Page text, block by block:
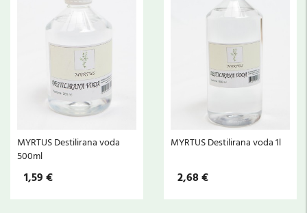
MYRTUS Destilirana voda
500ml
1,59 €
MYRTUS Destilirana voda 1l
2,68 €